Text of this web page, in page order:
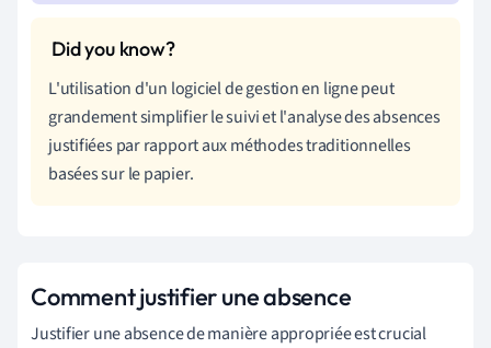
L'utilisation d'un logiciel de gestion en ligne peut
grandement simplifier le suivi et l'analyse des absences
justifiées par rapport aux méthodes traditionnelles
basées sur le papier.
Comment justifier une absence
Justifier une absence de manière appropriée est crucial